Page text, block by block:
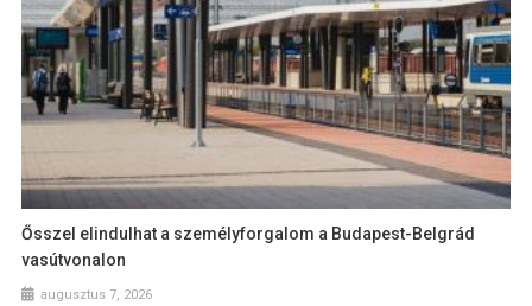
Ősszel elindulhat a személyforgalom a Budapest-Belgrád
vasútvonalon
augusztus 7, 2026